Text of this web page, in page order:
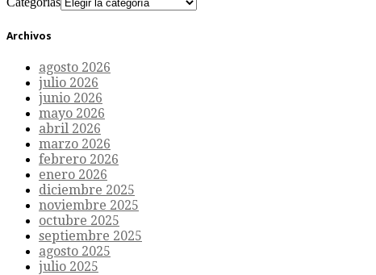
Archivos
agosto 2026
julio 2026
junio 2026
mayo 2026
abril 2026
marzo 2026
febrero 2026
enero 2026
diciembre 2025
noviembre 2025
octubre 2025
septiembre 2025
agosto 2025
julio 2025